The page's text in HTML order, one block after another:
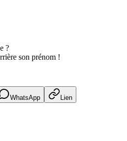
?
son prénom !
WhatsApp Lien